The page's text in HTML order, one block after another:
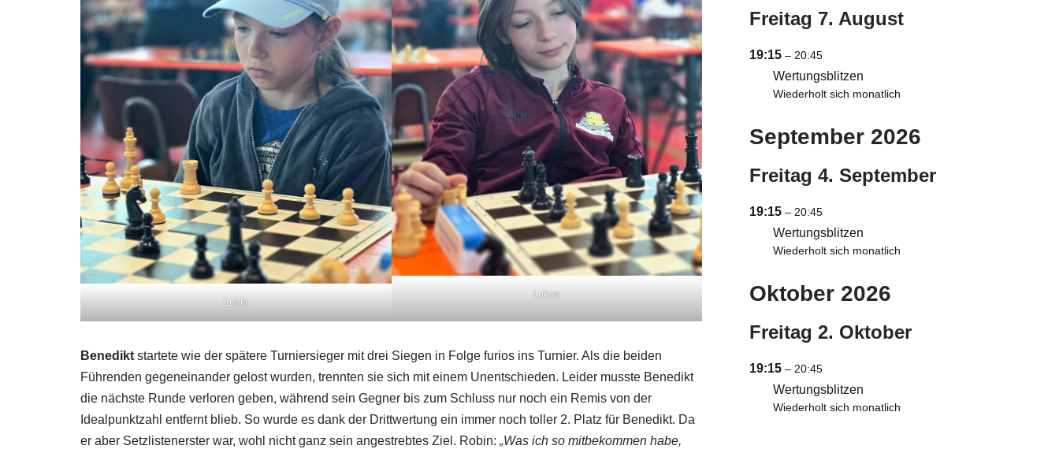
Lucia
Lukas
Benedikt startete wie der spätere Turniersieger mit drei Siegen in Folge furios ins Turnier. Als die beiden
Führenden gegeneinander gelost wurden, trennten sie sich mit einem Unentschieden. Leider musste Benedikt
die nächste Runde verloren geben, während sein Gegner bis zum Schluss nur noch ein Remis von der
Idealpunktzahl entfernt blieb. So wurde es dank der Drittwertung ein immer noch toller 2. Platz für Benedikt. Da
er aber Setzlistenerster war, wohl nicht ganz sein angestrebtes Ziel. Robin: „Was ich so mitbekommen habe,
Freitag 7. August
19:15 – 20:45
Wertungsblitzen
Wiederholt sich monatlich
September 2026
Freitag 4. September
19:15 – 20:45
Wertungsblitzen
Wiederholt sich monatlich
Oktober 2026
Freitag 2. Oktober
19:15 – 20:45
Wertungsblitzen
Wiederholt sich monatlich